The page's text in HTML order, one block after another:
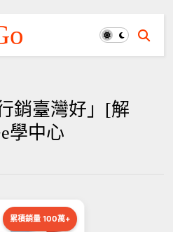
銷臺灣好」[解
學中心
累積銷量 100萬+